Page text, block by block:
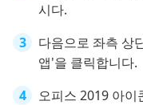
시다.
다음으로 좌측 상
앱'을 클릭합니다.
오피스 2019 아이